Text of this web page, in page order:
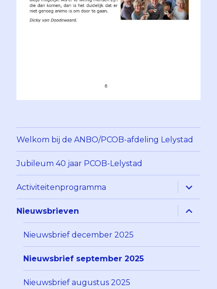
Welkom bij de ANBO/PCOB-afdeling Lelystad
Jubileum 40 jaar PCOB-Lelystad
Activiteitenprogramma
Alles
Nieuwsbrieven
Alles
Nieuwsbrief december 2025
Nieuwsbrief september 2025
Nieuwsbrief augustus 2025